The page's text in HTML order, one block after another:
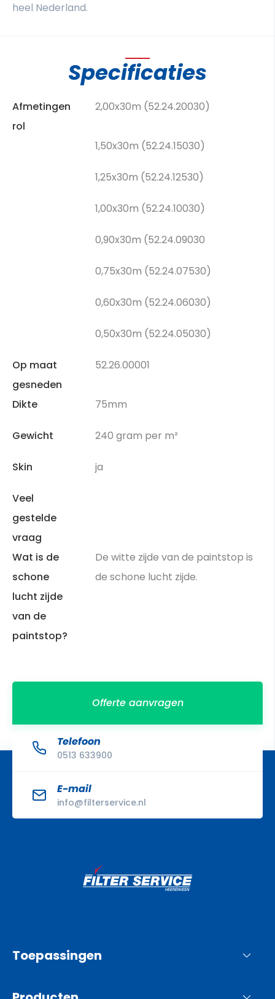
heel Nederland.
Specificaties
Afmetingen
rol
2,00x30m (52.24.20030)
1,50x30m (52.24.15030)
1,25x30m (52.24.12530)
1,00x30m (52.24.10030)
0,90x30m (52.24.09030
0,75x30m (52.24.07530)
0,60x30m (52.24.06030)
0,50x30m (52.24.05030)
Op maat
gesneden
52.26.00001
Dikte 75mm
Gewicht 240 gram per m²
Skin ja
Veel
gestelde
vraag
Wat is de
schone
lucht zijde
van de
paintstop?
De witte zijde van de paintstop is
de schone lucht zijde.
Offerte aanvragen
Telefoon
0513 633900
E-mail
info@filterservice.nl
Toepassingen